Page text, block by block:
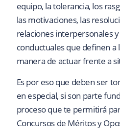
equipo, la tolerancia, los
las motivaciones, las
relaciones interpersonales
conductuales que definen a
manera de actuar frente a
Es por eso que deben ser
en especial, si son parte
proceso que te permitirá
Concursos de Méritos y